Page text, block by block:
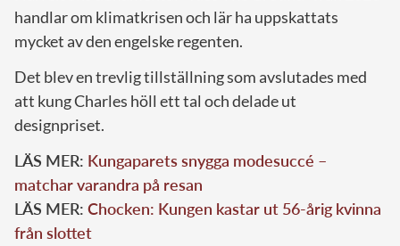
handlar om klimatkrisen och lär ha uppskattats
mycket av den engelske regenten.
Det blev en trevlig tillställning som avslutades med
att kung Charles höll ett tal och delade ut
designpriset.
LÄS MER: Kungaparets snygga modesuccé –
matchar varandra på resan
LÄS MER: Chocken: Kungen kastar ut 56-årig kvinna
från slottet